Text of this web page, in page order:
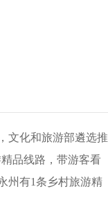
文化和旅游部遴选推
品线路，带游客看
州有1条乡村旅游精